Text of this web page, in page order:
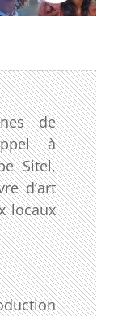
de
à
Sitel,
d’art
locaux